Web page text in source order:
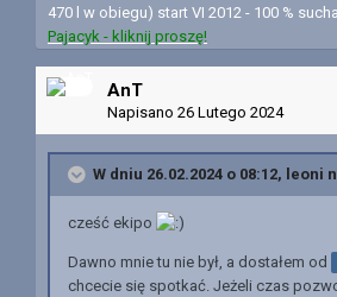
470 l w obiegu) start VI 2012 - 100 %
Pajacyk - kliknij proszę!
AnT
Napisano 26 Lutego 2024
W dniu 26.02.2024 o 08:12, leoni
cześć ekipo
Dawno mnie tu nie był, a dostałem od
chcecie się spotkać. Jeżeli czas